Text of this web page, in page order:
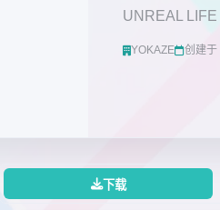
UNREAL LIFE
YOKAZE 创建
下载